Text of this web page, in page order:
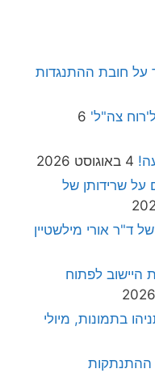
על חובת ההתנגדות
צה"ל' 6
4 באוגוסט 2026
על שרידותן של
ד"ר אורי מילשטיין
היישוב לפתוח
בתמונות, מיולי
ההתנתקות